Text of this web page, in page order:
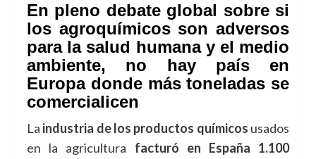
En pleno debate global sobre si
los agroquímicos son adversos
para la salud humana y el medio
ambiente, no hay país en
Europa donde más toneladas se
comercialicen
La industria de los productos químicos usados
en la agricultura facturó en España 1.100